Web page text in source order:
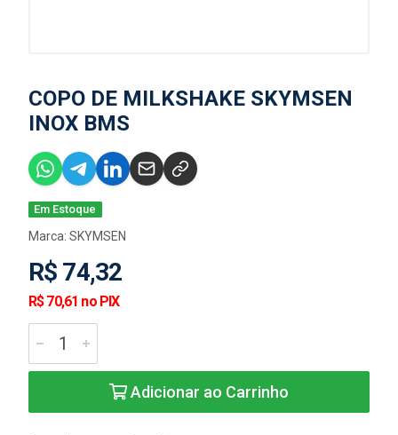
COPO DE MILKSHAKE SKYMSEN
INOX BMS
Em Estoque
Marca: SKYMSEN
R$ 74,32
R$ 70,61 no PIX
Adicionar ao Carrinho